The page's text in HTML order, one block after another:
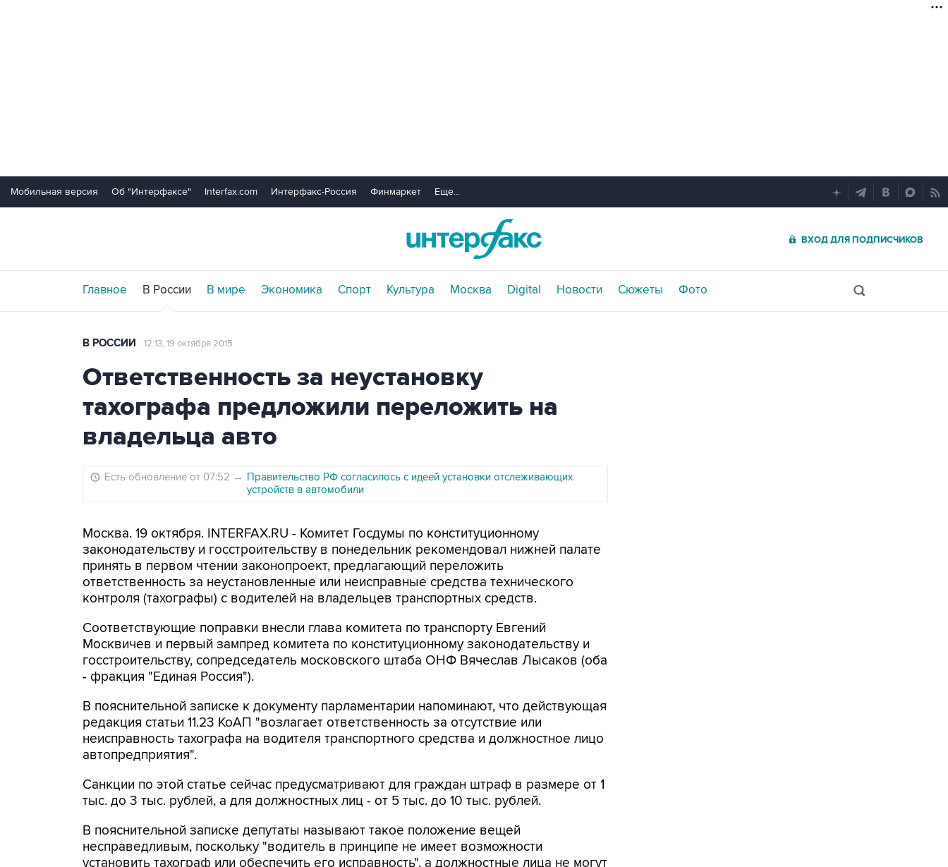
Мобильная версия Об "Интерфаксе" Interfax.com Интерфакс-Россия Финмаркет Еще...
ВХОД ДЛЯ ПОДПИСЧИКОВ
Главное В России В мире Экономика Спорт Культура Москва Digital Новости Сюжеты Фото
В РОССИИ 12:13, 19 октября 2015
Ответственность за неустановку
тахографа предложили переложить на
владельца авто
Есть обновление от 07:52 → Правительство РФ согласилось с идеей установки отслеживающих
устройств в автомобили
Москва. 19 октября. INTERFAX.RU - Комитет Госдумы по конституционному
законодательству и госстроительству в понедельник рекомендовал нижней палате
принять в первом чтении законопроект, предлагающий переложить
ответственность за неустановленные или неисправные средства технического
контроля (тахографы) с водителей на владельцев транспортных средств.
Соответствующие поправки внесли глава комитета по транспорту Евгений
Москвичев и первый зампред комитета по конституционному законодательству и
госстроительству, сопредседатель московского штаба ОНФ Вячеслав Лысаков (оба
- фракция "Единая Россия").
В пояснительной записке к документу парламентарии напоминают, что действующая
редакция статьи 11.23 КоАП "возлагает ответственность за отсутствие или
неисправность тахографа на водителя транспортного средства и должностное лицо
автопредприятия".
Санкции по этой статье сейчас предусматривают для граждан штраф в размере от 1
тыс. до 3 тыс. рублей, а для должностных лиц - от 5 тыс. до 10 тыс. рублей.
В пояснительной записке депутаты называют такое положение вещей
несправедливым, поскольку "водитель в принципе не имеет возможности
установить тахограф или обеспечить его исправность", а должностные лица не могут